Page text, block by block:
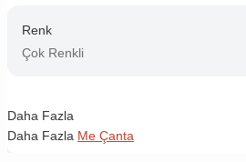
Renk
Çok Renkli
Daha Fazla
Daha Fazla Me Çanta